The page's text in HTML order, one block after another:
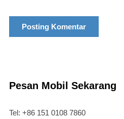
Pesan Mobil Sekarang
Tel: +86 151 0108 7860